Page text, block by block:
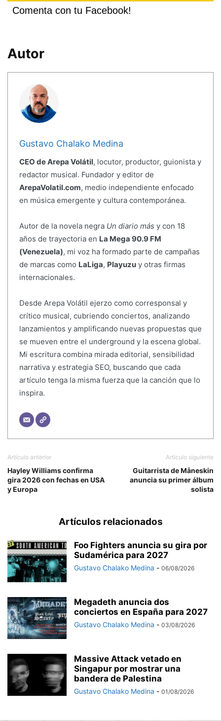
Comenta con tu Facebook!
Autor
Gustavo Chalako Medina
CEO de Arepa Volátil, locutor, productor, guionista y
redactor musical. Fundador y editor de
ArepaVolatil.com, medio independiente enfocado
en música emergente y cultura contemporánea.
Autor de la novela negra Un diario más y con 18
años de trayectoria en La Mega 90.9 FM
(Venezuela), mi voz ha formado parte de campañas
de marcas como LaLiga, Playuzuy otras firmas
internacionales.
Desde Arepa Volátil ejerzo como corresponsal y
crítico musical, cubriendo conciertos, analizando
lanzamientos y amplificando nuevas propuestas que
se mueven entre el underground y la escena global.
Mi escritura combina mirada editorial, sensibilidad
narrativa y estrategia SEO, buscando que cada
artículo tenga la misma fuerza que la canción que lo
inspira.
Artículo anterior
Hayley Williams confirma
gira 2026 con fechas en USA
y Europa
Artículo siguiente
Guitarrista de Måneskin
anuncia su primer álbum
solista
Artículos relacionados
Foo Fighters anuncia su gira por
Sudamérica para 2027
Gustavo Chalako Medina - 06/08/2026
Megadeth anuncia dos
conciertos en España para 2027
Gustavo Chalako Medina - 03/08/2026
Massive Attack vetado en
Singapur por mostrar una
bandera de Palestina
Gustavo Chalako Medina - 01/08/2026